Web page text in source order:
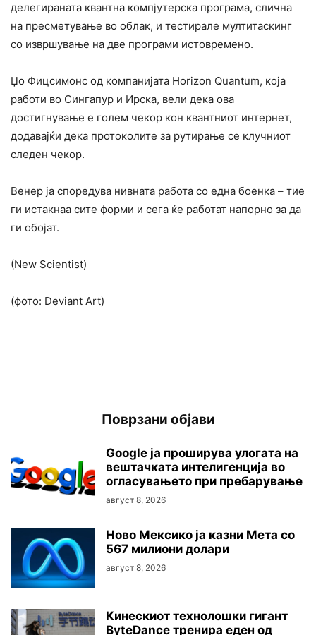
делегираната квантна компјутерска програма, слична
на пресметување во облак, и тестирале мултитаскинг
со извршување на две програми истовремено.
Џо Фицсимонс од компанијата Horizon Quantum, која
работи во Сингапур и Ирска, вели дека ова
достигнување е голем чекор кон квантниот интернет,
додавајќи дека протоколите за рутирање се клучниот
следен чекор.
Венер ја споредува нивната работа со една боенка – тие
ги истакнаа сите форми и сега ќе работат напорно за да
ги обојат.
(New Scientist)
(фото: Deviant Art)
Поврзани објави
Google ја проширува улогата на
вештачката интелигенција во
огласувањето при пребарување
август 8, 2026
Ново Мексико ја казни Мета со
567 милиони долари
август 8, 2026
Кинескиот технолошки гигант
ByteDance тренира еден од